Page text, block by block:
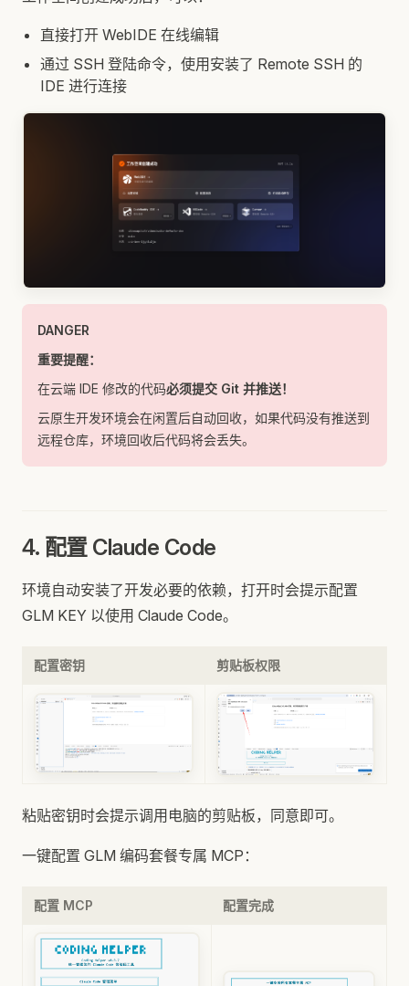
直接打开 WebIDE 在线编辑
通过 SSH 登陆命令，使用安装了 Remote SSH 的
IDE 进行连接
DANGER
重要提醒：
在云端 IDE 修改的代码必须提交 Git 并推送！
云原生开发环境会在闲置后自动回收，如果代码没有推送到
远程仓库，环境回收后代码将会丢失。
4. 配置 Claude Code
环境自动安装了开发必要的依赖，打开时会提示配置
GLM KEY 以使用 Claude Code。
配置密钥 剪贴板权限
粘贴密钥时会提示调用电脑的剪贴板，同意即可。
一键配置 GLM 编码套餐专属 MCP：
配置 MCP 配置完成